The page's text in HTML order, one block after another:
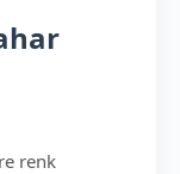
renk